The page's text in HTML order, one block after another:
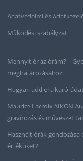
Adatvédelmi és
Működési szabályzat
Mennyit ér az órám? –
meghatározásához
Hogyan add el a
Maurice Lacroix AIKON
gravírozás és művészet
Használt órák gondozása
értéküket?